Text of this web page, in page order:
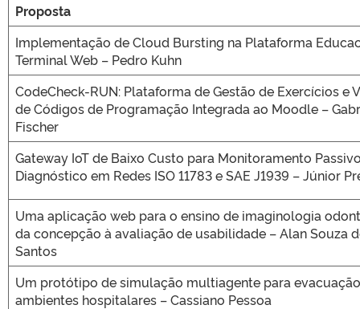
Proposta
Implementação de Cloud Bursting na Plataforma
Terminal Web – Pedro Kuhn
CodeCheck-RUN: Plataforma de Gestão de Exercícios e
de Códigos de Programação Integrada ao Moodle –
Fischer
Gateway IoT de Baixo Custo para Monitoramento
Diagnóstico em Redes ISO 11783 e SAE J1939 – Júnior
Uma aplicação web para o ensino de imaginologia
da concepção à avaliação de usabilidade – Alan Souza
Santos
Um protótipo de simulação multiagente para
ambientes hospitalares – Cassiano Pessoa